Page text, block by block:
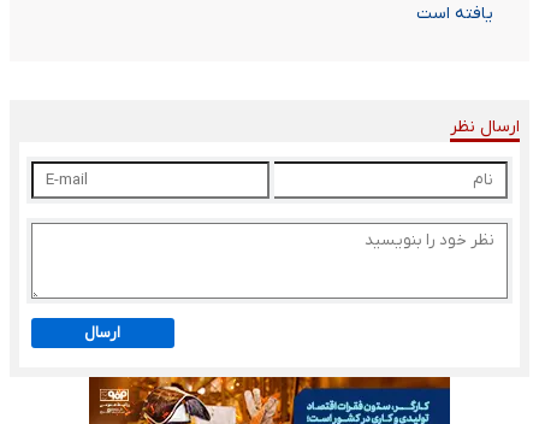
یافته است
ارسال نظر
ارسال